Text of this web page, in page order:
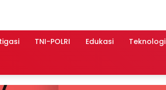
TNI-POLRI Edukasi Teknologi